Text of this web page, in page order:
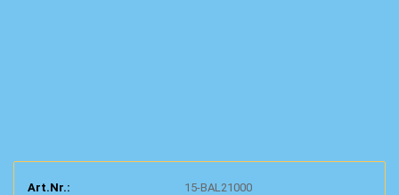
Art.Nr.:
15-BAL21000